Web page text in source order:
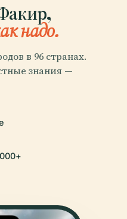
надо.
в 96 странах.
знания —